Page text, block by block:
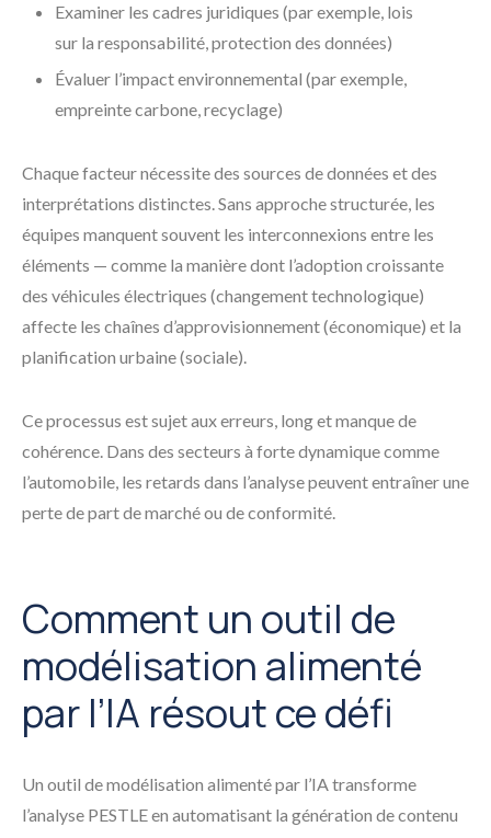
Examiner les cadres juridiques (par exemple, lois
sur la responsabilité, protection des données)
Évaluer l’impact environnemental (par exemple,
empreinte carbone, recyclage)
Chaque facteur nécessite des sources de données et des
interprétations distinctes. Sans approche structurée, les
équipes manquent souvent les interconnexions entre les
éléments — comme la manière dont l’adoption croissante
des véhicules électriques (changement technologique)
affecte les chaînes d’approvisionnement (économique) et la
planification urbaine (sociale).
Ce processus est sujet aux erreurs, long et manque de
cohérence. Dans des secteurs à forte dynamique comme
l’automobile, les retards dans l’analyse peuvent entraîner une
perte de part de marché ou de conformité.
Comment un outil de
modélisation alimenté
par l’IA résout ce défi
Un outil de modélisation alimenté par l’IA transforme
l’analyse PESTLE en automatisant la génération de contenu